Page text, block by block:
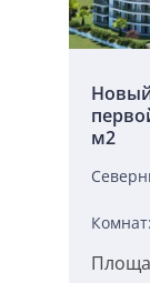
м2
Комнат: